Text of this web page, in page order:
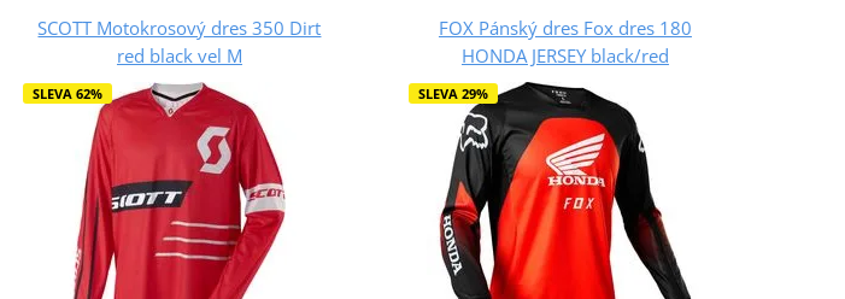
SCOTT Motokrosový dres 350 Dirt
red black vel M
SLEVA 62%
FOX Pánský dres Fox dres 180
HONDA JERSEY black/red
SLEVA 29%